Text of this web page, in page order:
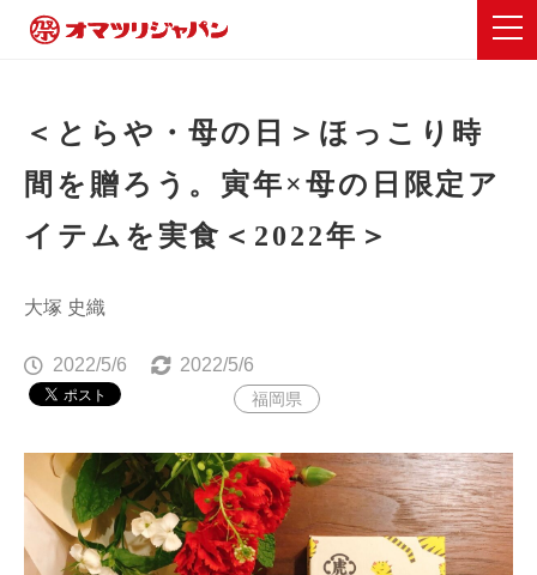
＜とらや・母の日＞ほっこり時
間を贈ろう。寅年×母の日限定ア
イテムを実食＜2022年＞
大塚 史織
2022/5/6 2022/5/6
福岡県